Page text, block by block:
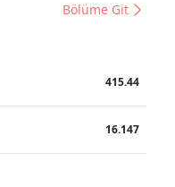
Bölüme Git
415.44
16.147